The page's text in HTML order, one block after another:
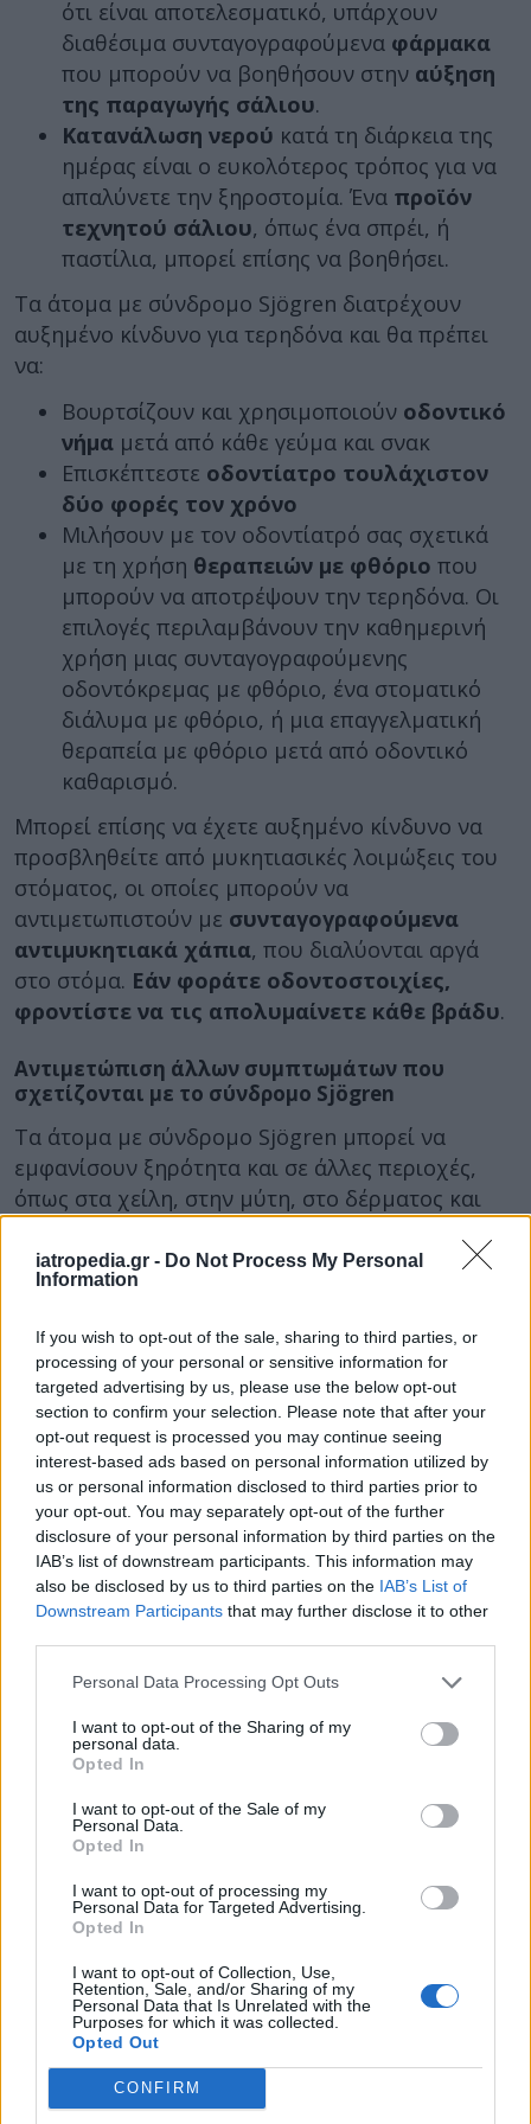
iatropedia.gr - Do Not Process My Personal
Information
If you wish to opt-out of the sale, sharing to third parties, or
processing of your personal or sensitive information for
targeted advertising by us, please use the below opt-out
section to confirm your selection. Please note that after your
opt-out request is processed you may continue seeing
interest-based ads based on personal information utilized by
us or personal information disclosed to third parties prior to
your opt-out. You may separately opt-out of the further
disclosure of your personal information by third parties on the
IAB’s list of downstream participants. This information may
also be disclosed by us to third parties on the IAB’s List of
Downstream Participants that may further disclose it to other
Personal Data Processing Opt Outs
I want to opt-out of the Sharing of my
personal data.
Opted In
I want to opt-out of the Sale of my
Personal Data.
Opted In
I want to opt-out of processing my
Personal Data for Targeted Advertising.
Opted In
I want to opt-out of Collection, Use,
Retention, Sale, and/or Sharing of my
Personal Data that Is Unrelated with the
Purposes for which it was collected.
Opted Out
CONFIRM
ότι είναι αποτελεσματικό, υπάρχουν
διαθέσιμα συνταγογραφούμενα φάρμακα
που μπορούν να βοηθήσουν στην αύξηση
της παραγωγής σάλιου.
Κατανάλωση νερού κατά τη διάρκεια της
ημέρας είναι ο ευκολότερος τρόπος για να
απαλύνετε την ξηροστομία. Ένα προϊόν
τεχνητού σάλιου, όπως ένα σπρέι, ή
παστίλια, μπορεί επίσης να βοηθήσει.
Τα άτομα με σύνδρομο Sjögren διατρέχουν
αυξημένο κίνδυνο για τερηδόνα και θα πρέπει
να:
Βουρτσίζουν και χρησιμοποιούν οδοντικό
νήμα μετά από κάθε γεύμα και σνακ
Επισκέπτεστε οδοντίατρο τουλάχιστον
δύο φορές τον χρόνο
Μιλήσουν με τον οδοντίατρό σας σχετικά
με τη χρήση θεραπειών με φθόριο που
μπορούν να αποτρέψουν την τερηδόνα. Οι
επιλογές περιλαμβάνουν την καθημερινή
χρήση μιας συνταγογραφούμενης
οδοντόκρεμας με φθόριο, ένα στοματικό
διάλυμα με φθόριο, ή μια επαγγελματική
θεραπεία με φθόριο μετά από οδοντικό
καθαρισμό.
Μπορεί επίσης να έχετε αυξημένο κίνδυνο να
προσβληθείτε από μυκητιασικές λοιμώξεις του
στόματος, οι οποίες μπορούν να
αντιμετωπιστούν με συνταγογραφούμενα
αντιμυκητιακά χάπια, που διαλύονται αργά
στο στόμα. Εάν φοράτε οδοντοστοιχίες,
φροντίστε να τις απολυμαίνετε κάθε βράδυ.
Αντιμετώπιση άλλων συμπτωμάτων που
σχετίζονται με το σύνδρομο Sjögren
Τα άτομα με σύνδρομο Sjögren μπορεί να
εμφανίσουν ξηρότητα και σε άλλες περιοχές,
όπως στα χείλη, στην μύτη, στο δέρματος και
Για ξηρά χείλη, η βαζελίνη και ταlip balms
Οι φραγμένες ρινικές δίοδοι και η ξηρή
μύτη αυξάνουν την ανάγκη σας να
αναπνέετε από το στόμα, κάτι που μπορεί
να επιδεινώσει την ξηροστομία σας. Τα
ρινικά σπρέι με φυσιολογικό ορόμπορεί
να είναι χρήσιμα. Φροντίστε να
αντιμετωπίζετε γρήγορα άλλες αιτίες
συμφόρησης, όπως αλλεργίες και
λοιμώξεις των ρινικών κόλπων.
Το ξηρό δέρμα συνήθως βελτιώνεται, όταν
χρησιμοποιείτελοσιόν δέρματοςτακτικά
και κατά τη διάρκεια της ημέρας,
ειδικά
Ορισμένες γυναίκες εμφανίζουν κολπική
ξηρότητα, ειδικά μετά την εμμηνόπαυση. Η
χρήση
προϊόντων για την ξηρότητα του
κόλπου, όπως κολπικές ενυδατικές κρέμες,
κρέμα οιστρογόνων, λάδι βιταμίνης Ε,
υπόθετα υαλουρονικού οξέος και κολπικά
λιπαντικά μπορεί να είναι χρήσιμες λύσεις.
λίπανσης και στους δύο συντρόφους
μπορεί να βοηθήσει στην πρόληψη της
επώδυνης σεξουαλικής επαφής.
Παλινδρόμηση οξέος